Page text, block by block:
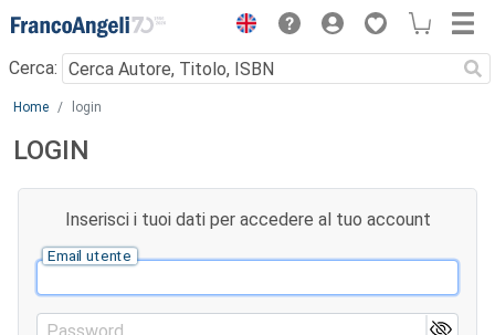
Menu
Cerca:
Main content
Home login
LOGIN
Inserisci i tuoi dati per accedere al tuo account
Email utente